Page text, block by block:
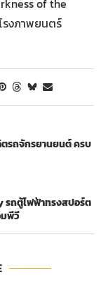
of the
รงภาพยนตร์
รถจักรยานยนต์ ครบ
รถตู้ไฟฟ้าทรงสปอร์ต
มพีวี